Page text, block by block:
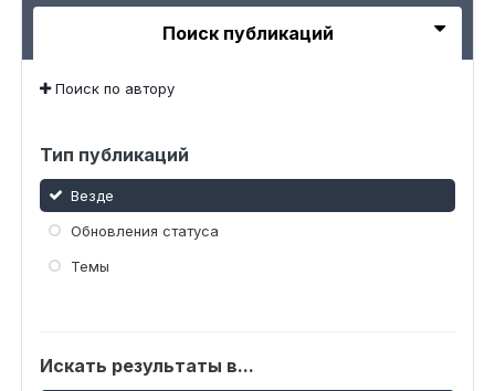
Поиск публикаций
Поиск по автору
Тип публикаций
Везде
Обновления статуса
Темы
Искать результаты в...